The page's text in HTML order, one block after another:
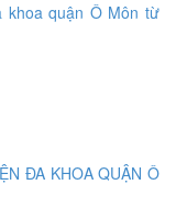
khoa quận Ô Môn từ
ĐA KHOA QUẬN Ô